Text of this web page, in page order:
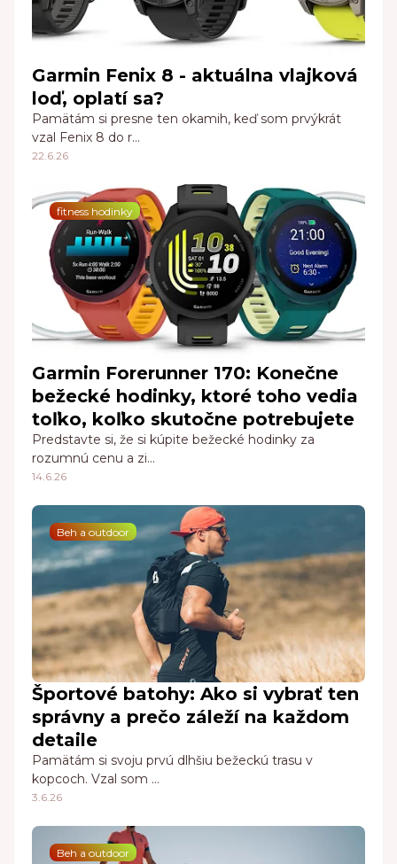
Garmin Fenix 8 - aktuálna vlajková
loď, oplatí sa?
Pamätám si presne ten okamih, keď som prvýkrát
vzal Fenix 8 do r…
22.6.26
fitness hodinky
Garmin Forerunner 170: Konečne
bežecké hodinky, ktoré toho vedia
toľko, koľko skutočne potrebujete
Predstavte si, že si kúpite bežecké hodinky za
rozumnú cenu a zi…
14.6.26
Beh a outdoor
Športové batohy: Ako si vybrať ten
správny a prečo záleží na každom
detaile
Pamätám si svoju prvú dlhšiu bežeckú trasu v
kopcoch. Vzal som …
3.6.26
Beh a outdoor